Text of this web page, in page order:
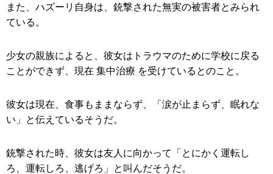
また、ハズーリ自身は、銃撃された無実の被害者とみられ
ている。
少女の親族によると、彼女はトラウマのために学校に戻る
ことができず、現在 集中治療 を受けているとのこと。
彼女は現在、食事もままならず、「涙が止まらず、眠れな
い」と伝えているそうだ。
銃撃された時、彼女は友人に向かって「とにかく運転し
ろ、運転しろ、逃げろ」と叫んだそうだ。